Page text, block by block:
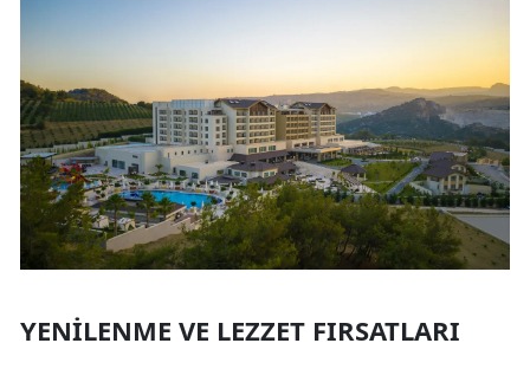
YENILENME VE LEZZET FIRSATLARI